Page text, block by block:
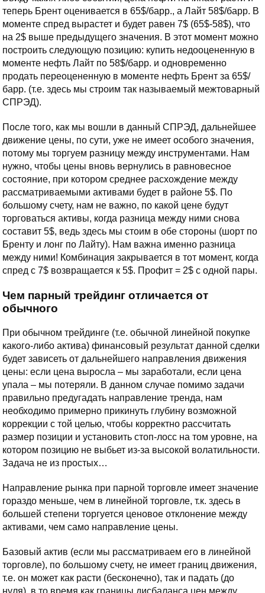
теперь Брент оценивается в 65$/барр., а Лайт 58$/барр. В
моменте спред вырастет и будет равен 7$ (65$-58$), что
на 2$ выше предыдущего значения. В этот момент можно
построить следующую позицию: купить недооцененную в
моменте нефть Лайт по 58$/барр. и одновременно
продать переоцененную в моменте нефть Брент за 65$/
барр. (т.е. здесь мы строим так называемый межтоварный
СПРЭД).
После того, как мы вошли в данный СПРЭД, дальнейшее
движение цены, по сути, уже не имеет особого значения,
потому мы торгуем разницу между инструментами. Нам
нужно, чтобы цены вновь вернулись в равновесное
состояние, при котором среднее расхождение между
рассматриваемыми активами будет в районе 5$. По
большому счету, нам не важно, по какой цене будут
торговаться активы, когда разница между ними снова
составит 5$, ведь здесь мы стоим в обе стороны (шорт по
Бренту и лонг по Лайту). Нам важна именно разница
между ними! Комбинация закрывается в тот момент, когда
спред с 7$ возвращается к 5$. Профит = 2$ с одной пары.
Чем парный трейдинг отличается от
обычного
При обычном трейдинге (т.е. обычной линейной покупке
какого-либо актива) финансовый результат данной сделки
будет зависеть от дальнейшего направления движения
цены: если цена выросла – мы заработали, если цена
упала – мы потеряли. В данном случае помимо задачи
правильно предугадать направление тренда, нам
необходимо примерно прикинуть глубину возможной
коррекции с той целью, чтобы корректно рассчитать
размер позиции и установить стоп-лосс на том уровне, на
котором позицию не выбьет из-за высокой волатильности.
Задача не из простых…
Направление рынка при парной торговле имеет значение
гораздо меньше, чем в линейной торговле, т.к. здесь в
большей степени торгуется ценовое отклонение между
активами, чем само направление цены.
Базовый актив (если мы рассматриваем его в линейной
торговле), по большому счету, не имеет границ движения,
т.е. он может как расти (бесконечно), так и падать (до